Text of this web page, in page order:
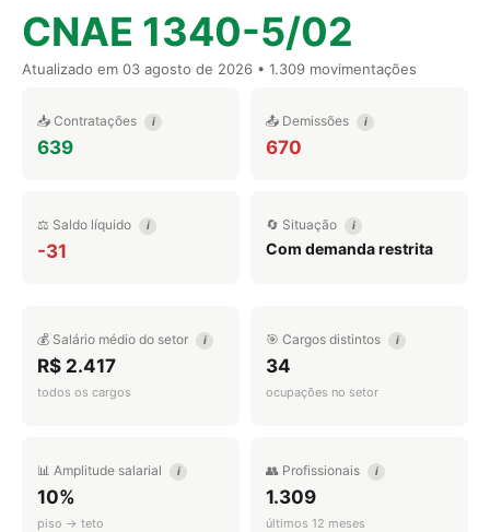
CNAE 1340-5/02
Atualizado em 03 agosto de 2026 • 1.309 movimentações
📥 Contratações i
639
📤 Demissões i
670
⚖️ Saldo líquido i
-31
🔄 Situação i
Com demanda restrita
💰 Salário médio do setor i
R$ 2.417
todos os cargos
🎯 Cargos distintos i
34
ocupações no setor
📊 Amplitude salarial i
10%
piso → teto
👥 Profissionais i
1.309
últimos 12 meses